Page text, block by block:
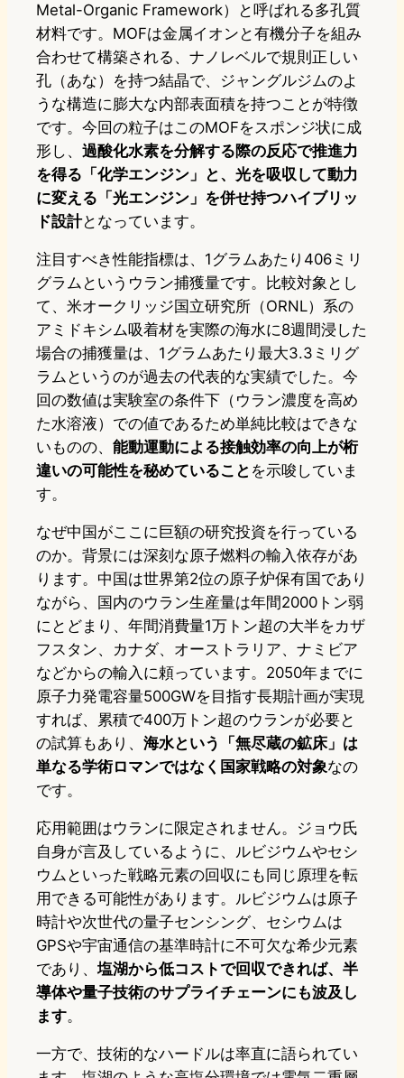
Metal-Organic Framework）と呼ばれる多孔質
材料です。MOFは金属イオンと有機分子を組み
合わせて構築される、ナノレベルで規則正しい
孔（あな）を持つ結晶で、ジャングルジムのよ
うな構造に膨大な内部表面積を持つことが特徴
です。今回の粒子はこのMOFをスポンジ状に成
形し、 過酸化水素を分解する際の反応で推進力
を得る「化学エンジン」と、光を吸収して動力
に変える「光エンジン」を併せ持つハイブリッ
ド設計となっています。
注目すべき性能指標は、1グラムあたり406ミリ
グラムというウラン捕獲量です。比較対象とし
て、米オークリッジ国立研究所（ORNL）系の
アミドキシム吸着材を実際の海水に8週間浸した
場合の捕獲量は、1グラムあたり最大3.3ミリグ
ラムというのが過去の代表的な実績でした。今
回の数値は実験室の条件下（ウラン濃度を高め
た水溶液）での値であるため単純比較はできな
いものの、 能動運動による接触効率の向上が桁
違いの可能性を秘めていること を示唆していま
す。
なぜ中国がここに巨額の研究投資を行っている
のか。背景には深刻な原子燃料の輸入依存があ
ります。中国は世界第2位の原子炉保有国であり
ながら、国内のウラン生産量は年間2000トン弱
にとどまり、年間消費量1万トン超の大半をカザ
フスタン、カナダ、オーストラリア、ナミビア
などからの輸入に頼っています。2050年までに
原子力発電容量500GWを目指す長期計画が実現
すれば、累積で400万トン超のウランが必要と
の試算もあり、 海水という「無尽蔵の鉱床」は
単なる学術ロマンではなく国家戦略の対象なの
です。
応用範囲はウランに限定されません。ジョウ氏
自身が言及しているように、ルビジウムやセシ
ウムといった戦略元素の回収にも同じ原理を転
用できる可能性があります。ルビジウムは原子
時計や次世代の量子センシング、セシウムは
GPSや宇宙通信の基準時計に不可欠な希少元素
であり、 塩湖から低コストで回収できれば、半
導体や量子技術のサプライチェーンにも波及し
ます。
一方で、技術的なハードルは率直に語られてい